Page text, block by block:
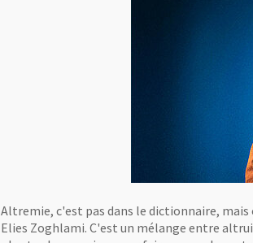
Altremie, c'est pas dans le dictionnaire,
Elies Zoghlami. C'est un mélange entre